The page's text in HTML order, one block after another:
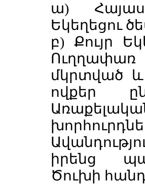
ա)
Եկեղեցու
բ) Քույր
Ուղղափառ
մկրտված և
ովքեր
իրենց
Ծուխի